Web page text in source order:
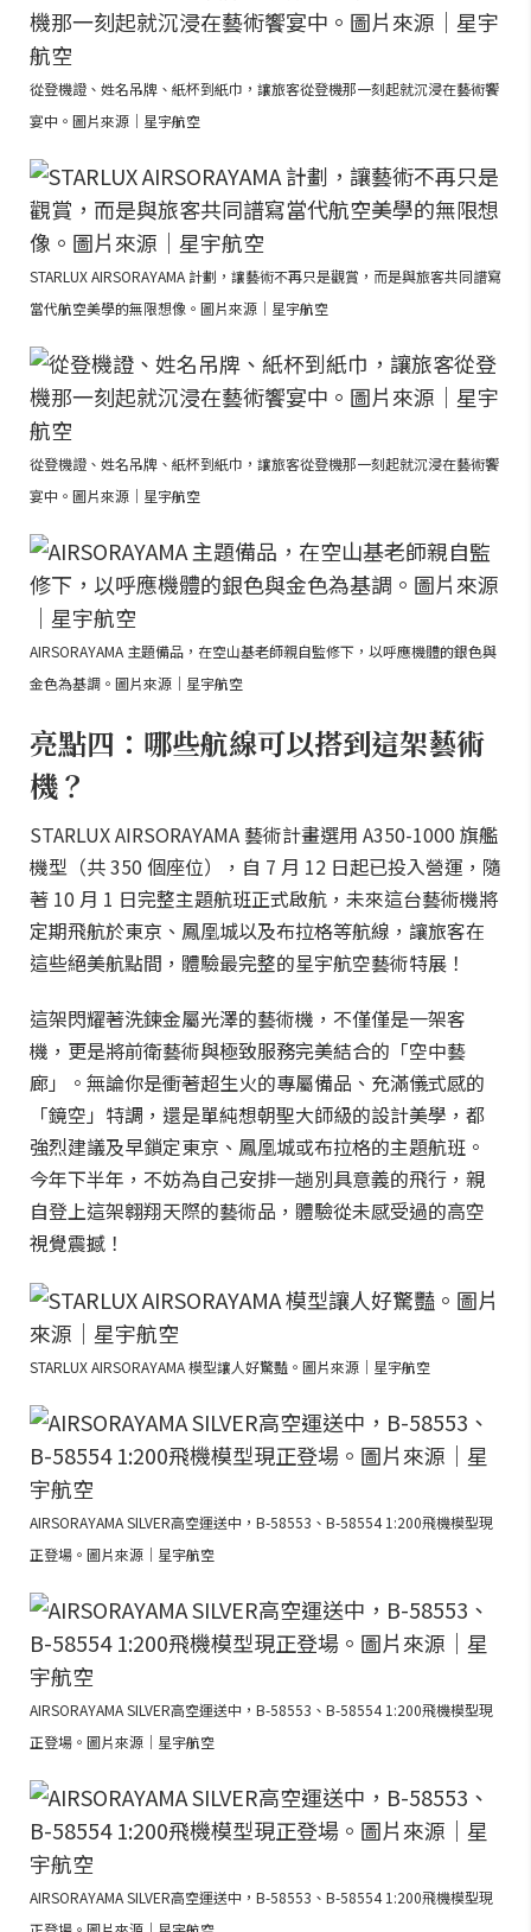
從登機證、姓名吊牌、紙杯到紙巾，讓旅客從登機那一刻起就沉浸在藝術饗
宴中。圖片來源｜星宇航空
STARLUX AIRSORAYAMA 計劃，讓藝術不再只是觀賞，而是與旅客共同譜寫
當代航空美學的無限想像。圖片來源｜星宇航空
從登機證、姓名吊牌、紙杯到紙巾，讓旅客從登機那一刻起就沉浸在藝術饗
宴中。圖片來源｜星宇航空
AIRSORAYAMA 主題備品，在空山基老師親自監修下，以呼應機體的銀色與
金色為基調。圖片來源｜星宇航空
亮點四：哪些航線可以搭到這架藝術
機？
STARLUX AIRSORAYAMA 藝術計畫選用 A350-1000 旗艦
機型（共 350 個座位），自 7 月 12 日起已投入營運，隨
著 10 月 1 日完整主題航班正式啟航，未來這台藝術機將
定期飛航於東京、鳳凰城以及布拉格等航線，讓旅客在
這些絕美航點間，體驗最完整的星宇航空藝術特展！
這架閃耀著洗鍊金屬光澤的藝術機，不僅僅是一架客
機，更是將前衛藝術與極致服務完美結合的「空中藝
廊」。無論你是衝著超生火的專屬備品、充滿儀式感的
「鏡空」特調，還是單純想朝聖大師級的設計美學，都
強烈建議及早鎖定東京、鳳凰城或布拉格的主題航班。
今年下半年，不妨為自己安排一趟別具意義的飛行，親
自登上這架翱翔天際的藝術品，體驗從未感受過的高空
視覺震撼！
STARLUX AIRSORAYAMA 模型讓人好驚豔。圖片來源｜星宇航空
AIRSORAYAMA SILVER高空運送中，B-58553、B-58554 1:200飛機模型現
正登場。圖片來源｜星宇航空
AIRSORAYAMA SILVER高空運送中，B-58553、B-58554 1:200飛機模型現
正登場。圖片來源｜星宇航空
AIRSORAYAMA SILVER高空運送中，B-58553、B-58554 1:200飛機模型現